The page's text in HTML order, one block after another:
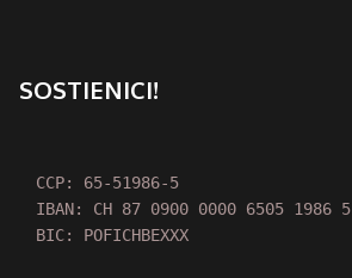
SOSTIENICI!
CCP: 65-51986-5
IBAN: CH 87 0900 0000 6505 1986 5
BIC: POFICHBEXXX